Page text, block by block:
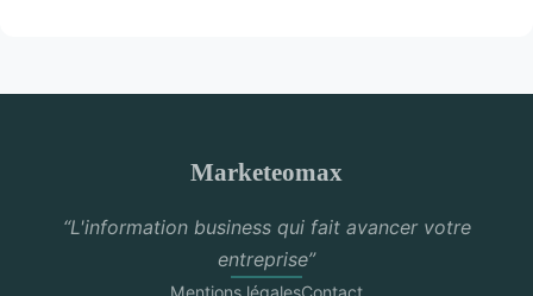
Marketeomax
“L'information business qui fait avancer votre
entreprise”